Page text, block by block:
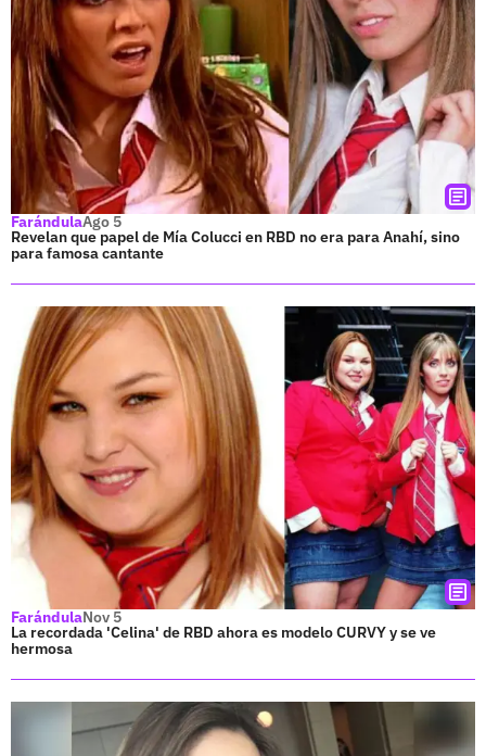
FarándulaAgo 5
Revelan que papel de Mía Colucci en RBD no era para Anahí, sino
para famosa cantante
FarándulaNov 5
La recordada 'Celina' de RBD ahora es modelo CURVY y se ve
hermosa